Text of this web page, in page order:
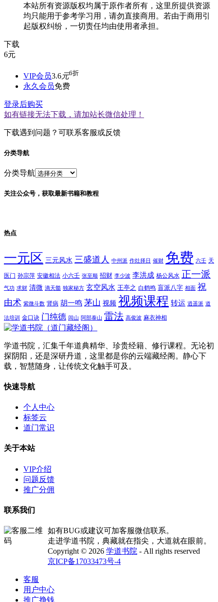
本站所有资源版权均属于原作者所有，这里所提供资源
均只能用于参考学习用，请勿直接商用。若由于商用引
起版权纠纷，一切责任均由使用者承担。
下载
6元
VIP会员3.6元6折
永久会员免费
登录后购买
如有链接无法下载，请加站长微信处理！
下载遇到问题？可联系客服或反馈
分类导航
分类导航
关注公众号，获取最新书籍和教程
热点
一元区 三元风水 三盛道人 中州派 作灶择日 催财 免费 六壬 天
医门 孙宗萍 安徽相法 小六壬 张至顺 招财 李少波 李洪成 杨公风水 正一派
气功 求财 清微 滴天髓 独家秘方 玄空风水 王亭之 白鹤鸣 盲派八字 相面 祝
由术 紫微斗数 肾病 胡一鸣 茅山 视频 视频课程 转运 逍遥派 道
法培训 金口诀 门纯德 闾山 阿部泰山 雷法 高俊波 麻衣神相
学道书院，汇集千年道典精华、珍贵经籍、修行课程。无论初
探阴阳，还是深研丹道，这里都是你的云端藏经阁。静心下
载，智慧随身，让传统文化触手可及。
快速导航
个人中心
标签云
道门常识
关于本站
VIP介绍
问题反馈
推广分佣
联系我们
如有BUG或建议可加客服微信联系。
走进学道书院，典藏就在指尖，大道就在眼前。
Copyright © 2026 学道书院 - All rights reserved
京ICP备17033473号-4
客服
用户中心
推广挣钱